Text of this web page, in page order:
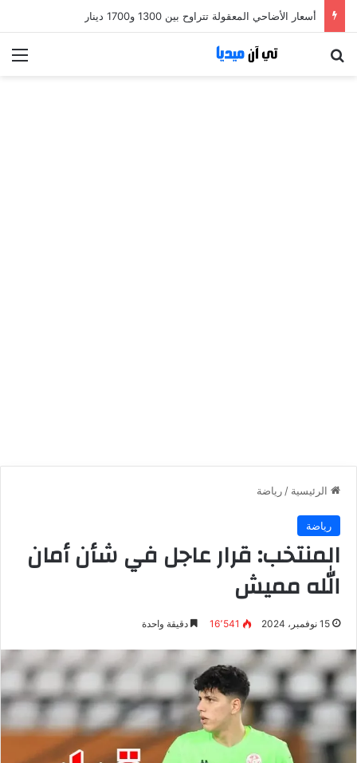
أسعار الأضاحي المعقولة تتراوح بين 1300 و1700 دينار
الرئيسية / رياضة
رياضة
المنتخب: قرار عاجل في شأن أمان
الله مميش
15 نوفمبر، 2024 16٬541 دقيقة واحدة